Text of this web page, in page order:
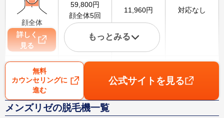
顔全体
詳しく
見る
59,800円
顔全体5回
11,960円 対応なし
VIO
99,800
VIO5回
19,960円 3,100円
もっとみる
無料
カウンセリングに
進む
公式サイトを見る
メンズリゼの脱毛機一覧